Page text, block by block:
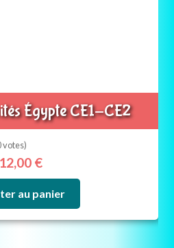
Égypte CE1-CE2
votes)
12,00 €
au panier